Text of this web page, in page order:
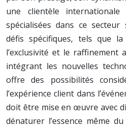
une clientèle internationale
spécialisées dans ce
défis spécifiques, tels que
l’exclusivité et le raffinement
intégrant les nouvelles
offre des possibilités
l’expérience client dans
doit être mise en œuvre avec
dénaturer l’essence même